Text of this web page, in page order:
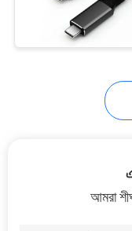
হাই
আমরা